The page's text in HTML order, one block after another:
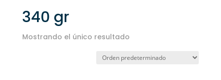
340 gr
Mostrando el único resultado